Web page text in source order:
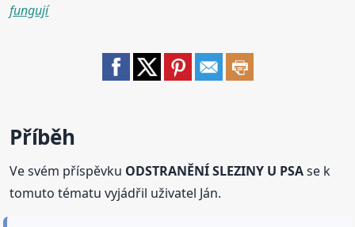
fungují
Příběh
Ve svém příspěvku ODSTRANĚNÍ SLEZINY U PSAse k
tomuto tématu vyjádřil uživatel Ján.